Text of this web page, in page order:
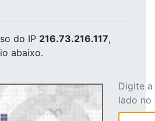
do IP 216.73.216.117,
abaixo.
Digite
lado no